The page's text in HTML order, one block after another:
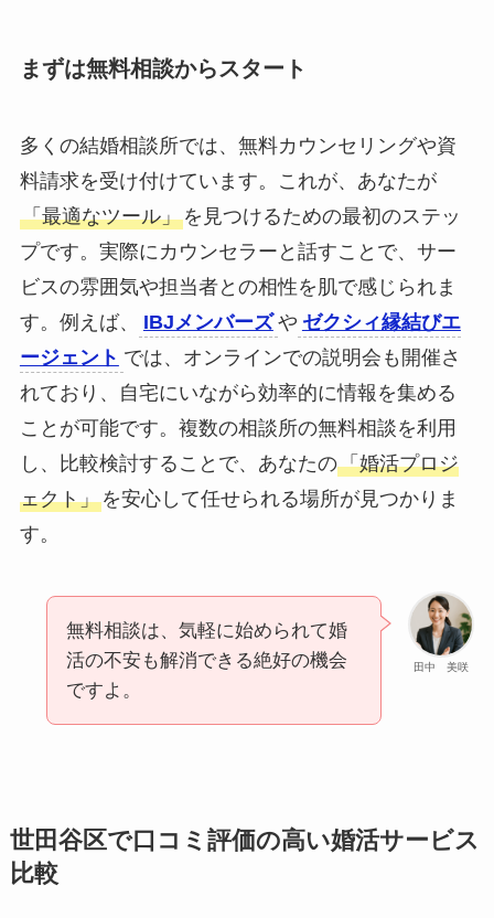
まずは無料相談からスタート
多くの結婚相談所では、無料カウンセリングや資
料請求を受け付けています。これが、あなたが
「最適なツール」を見つけるための最初のステッ
プです。実際にカウンセラーと話すことで、サー
ビスの雰囲気や担当者との相性を肌で感じられま
す。例えば、
IBJメンバーズ や ゼクシィ縁結びエ
ージェント では、オンラインでの説明会も開催さ
れており、自宅にいながら効率的に情報を集める
ことが可能です。複数の相談所の無料相談を利用
し、比較検討することで、あなたの「婚活プロジ
ェクト」を安心して任せられる場所が見つかりま
す。
田中 美咲
無料相談は、気軽に始められて婚
活の不安も解消できる絶好の機会
ですよ。
世田谷区で口コミ評価の高い婚活サービス
比較